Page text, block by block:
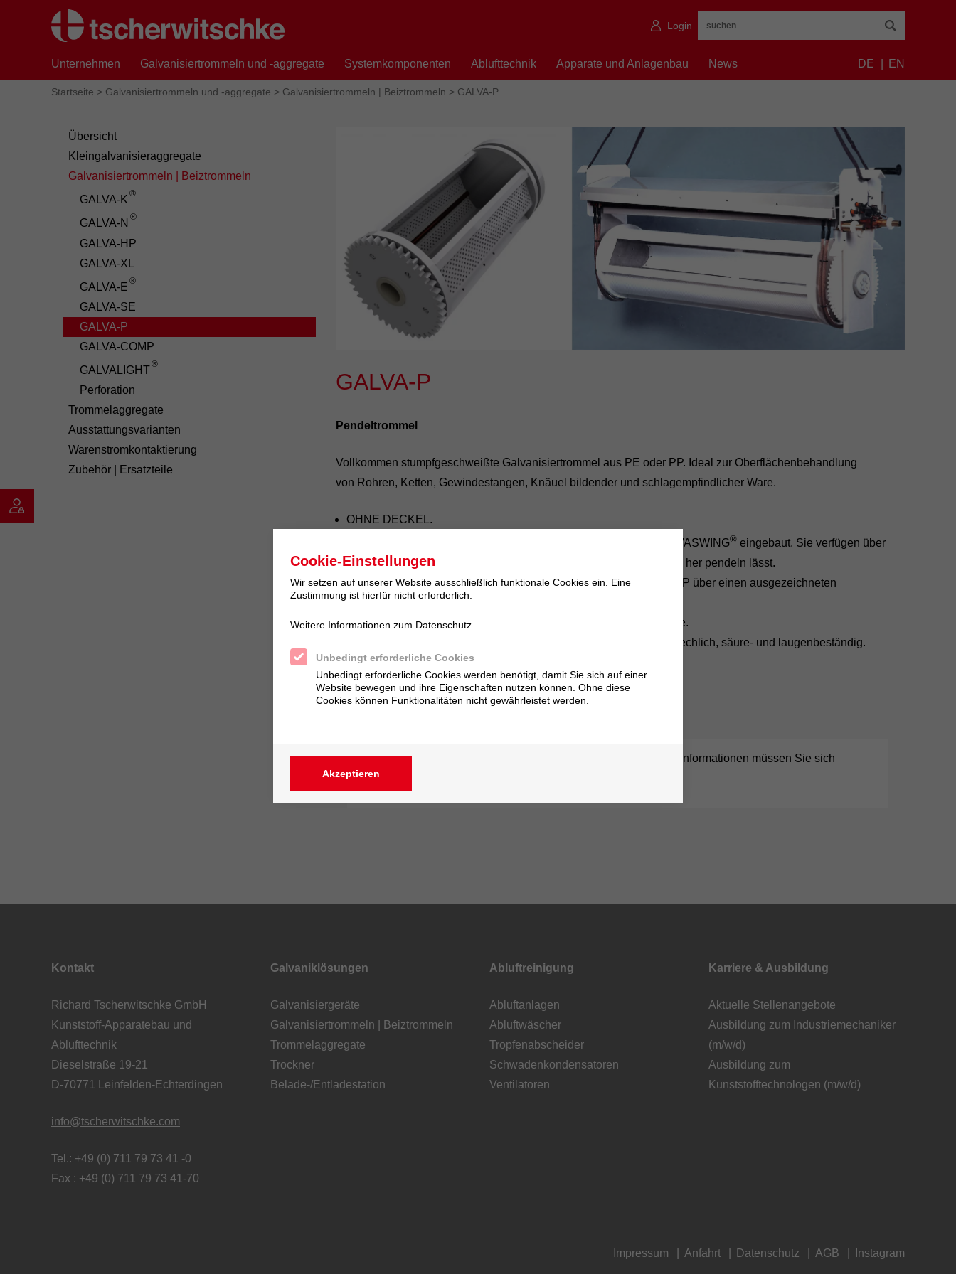
Login
Unternehmen Galvanisiertrommeln und -aggregate Systemkomponenten Ablufttechnik Apparate und Anlagenbau News EN
DE
Startseite > Galvanisiertrommeln und -aggregate > Galvanisiertrommeln | Beiztrommeln > GALVA-P
Übersicht
Kleingalvanisieraggregate
Galvanisiertrommeln | Beiztrommeln
GALVA-K
®
GALVA-N
®
GALVA-HP
GALVA-XL
GALVA-E
®
GALVA-SE
GALVA-P
GALVA-COMP
GALVALIGHT
®
Perforation
Trommelaggregate
Ausstattungsvarianten
Warenstromkontaktierung
Zubehör | Ersatzteile
GALVA-P
Pendeltrommel
Vollkommen stumpfgeschweißte Galvanisiertrommel aus PE oder PP. Ideal zur Oberflächenbehandlung
von Rohren, Ketten, Gewindestangen, Knäuel bildender und schlagempfindlicher Ware.
OHNE DECKEL.
Diese Trommel wird in spezielle Trommelaggregate vom Typ GALVASWING® eingebaut. Sie verfügen über
eine Steuerung, die die Trommel zwischen 2 fixen Punkten hin und her pendeln lässt.
Aufgrund der deckellosen Ausführung verfügt die Trommel GALVA-P über einen ausgezeichneten
Elektrolytaustausch und ein besonders gutes Abscheideverhalten.
Das Pendeln bewirkt eine extrem schonende Behandlung der Ware.
Die verwendeten Trommelwerkstoffe sind hoch abriebfest, unzerbrechlich, säure- und laugenbeständig.
Füllgewicht abhängig von Trommeldurchmesser und Länge.
Downloads
Zum Download unserer Datenblätter und für weitere technische Informationen müssen Sie sich
anmelden.
Kontakt
Richard Tscherwitschke GmbH
Kunststoff-Apparatebau und
Ablufttechnik
Dieselstraße 19-21
D-70771 Leinfelden-Echterdingen
info@tscherwitschke.com
Tel.: +49 (0) 711 79 73 41 -0
Fax : +49 (0) 711 79 73 41-70
Galvaniklösungen
Galvanisiergeräte
Galvanisiertrommeln | Beiztrommeln
Trommelaggregate
Trockner
Belade-/Entladestation
Abluftreinigung
Abluftanlagen
Abluftwäscher
Tropfenabscheider
Schwadenkondensatoren
Ventilatoren
Karriere & Ausbildung
Aktuelle Stellenangebote
Ausbildung zum Industriemechaniker
(m/w/d)
Ausbildung zum
Kunststofftechnologen (m/w/d)
Impressum Anfahrt Datenschutz AGB Instagram
Cookie-Einstellungen
Wir setzen auf unserer Website ausschließlich funktionale Cookies ein. Eine
Zustimmung ist hierfür nicht erforderlich.
Weitere Informationen zum Datenschutz.
Unbedingt erforderliche Cookies
Unbedingt erforderliche Cookies werden benötigt, damit Sie sich auf einer
Website bewegen und ihre Eigenschaften nutzen können. Ohne diese
Cookies können Funktionalitäten nicht gewährleistet werden.
Akzeptieren